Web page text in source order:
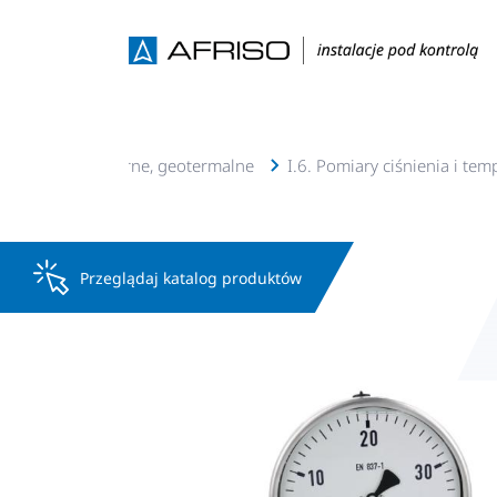
c.o., c.w.u, solarne, geotermalne I.6. Pomiary ciśnienia i
Przeglądaj katalog produktów